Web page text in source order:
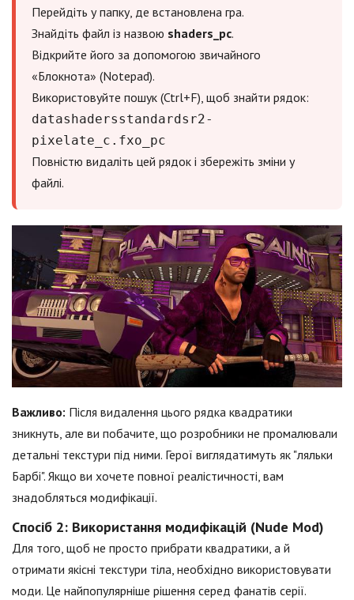
Перейдіть у папку, де встановлена гра.
Знайдіть файл із назвою shaders_pc.
Відкрийте його за допомогою звичайного
«Блокнота» (Notepad).
Використовуйте пошук (Ctrl+F), щоб знайти рядок:
datashadersstandardsr2-
pixelate_c.fxo_pc
Повністю видаліть цей рядок і збережіть зміни у
файлі.
Важливо: Після видалення цього рядка квадратики
зникнуть, але ви побачите, що розробники не промалювали
детальні текстури під ними. Герої виглядатимуть як "ляльки
Барбі". Якщо ви хочете повної реалістичності, вам
знадобляться модифікації.
Спосіб 2: Використання модифікацій (Nude Mod)
Для того, щоб не просто прибрати квадратики, а й
отримати якісні текстури тіла, необхідно використовувати
моди. Це найпопулярніше рішення серед фанатів серії.